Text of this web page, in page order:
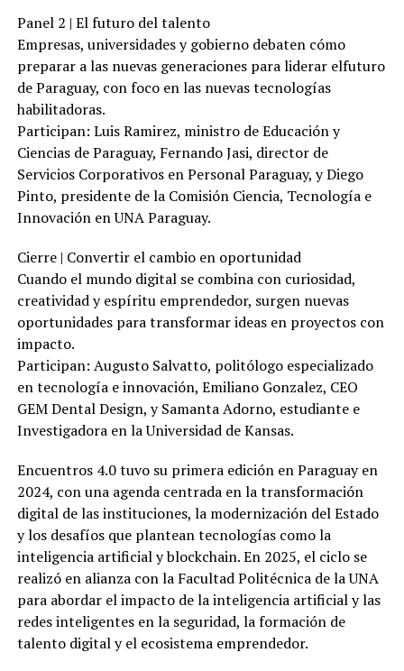
Panel 2 | El futuro del talento
Empresas, universidades y gobierno debaten cómo
preparar a las nuevas generaciones para liderar elfuturo
de Paraguay, con foco en las nuevas tecnologías
habilitadoras.
Participan: Luis Ramirez, ministro de Educación y
Ciencias de Paraguay, Fernando Jasi, director de
Servicios Corporativos en Personal Paraguay, y Diego
Pinto, presidente de la Comisión Ciencia, Tecnología e
Innovación en UNA Paraguay.
Cierre | Convertir el cambio en oportunidad
Cuando el mundo digital se combina con curiosidad,
creatividad y espíritu emprendedor, surgen nuevas
oportunidades para transformar ideas en proyectos con
impacto.
Participan: Augusto Salvatto, politólogo especializado
en tecnología e innovación, Emiliano Gonzalez, CEO
GEM Dental Design, y Samanta Adorno, estudiante e
Investigadora en la Universidad de Kansas.
Encuentros 4.0 tuvo su primera edición en Paraguay en
2024, con una agenda centrada en la transformación
digital de las instituciones, la modernización del Estado
y los desafíos que plantean tecnologías como la
inteligencia artificial y blockchain. En 2025, el ciclo se
realizó en alianza con la Facultad Politécnica de la UNA
para abordar el impacto de la inteligencia artificial y las
redes inteligentes en la seguridad, la formación de
talento digital y el ecosistema emprendedor.